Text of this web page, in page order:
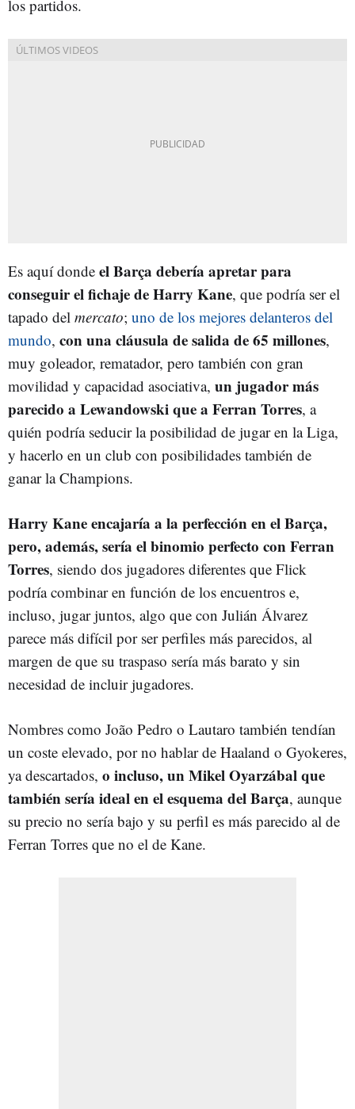
los partidos.
Es aquí donde el Barça debería apretar para
conseguir el fichaje de Harry Kane, que podría ser el
tapado del mercato; uno de los mejores delanteros del
mundo, con una cláusula de salida de 65 millones,
muy goleador, rematador, pero también con gran
movilidad y capacidad asociativa, un jugador más
parecido a Lewandowski que a Ferran Torres, a
quién podría seducir la posibilidad de jugar en la Liga,
y hacerlo en un club con posibilidades también de
ganar la Champions.
Harry Kane encajaría a la perfección en el Barça,
pero, además, sería el binomio perfecto con Ferran
Torres, siendo dos jugadores diferentes que Flick
podría combinar en función de los encuentros e,
incluso, jugar juntos, algo que con Julián Álvarez
parece más difícil por ser perfiles más parecidos, al
margen de que su traspaso sería más barato y sin
necesidad de incluir jugadores.
Nombres como João Pedro o Lautaro también tendían
un coste elevado, por no hablar de Haaland o Gyokeres,
ya descartados, o incluso, un Mikel Oyarzábal que
también sería ideal en el esquema del Barça, aunque
su precio no sería bajo y su perfil es más parecido al de
Ferran Torres que no el de Kane.